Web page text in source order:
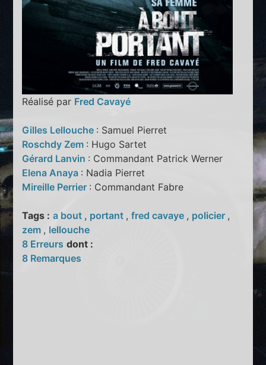
Réalisé par Fred Cavayé
Gilles Lellouche : Samuel Pierret
Roschdy Zem : Hugo Sartet
Gérard Lanvin : Commandant Patrick Werner
Elena Anaya : Nadia Pierret
Mireille Perrier : Commandant Fabre
Tags : a bout , portant ,fred cavaye , policier ,
zem , lellouche
8 Erreurs dont :
8 Remarques